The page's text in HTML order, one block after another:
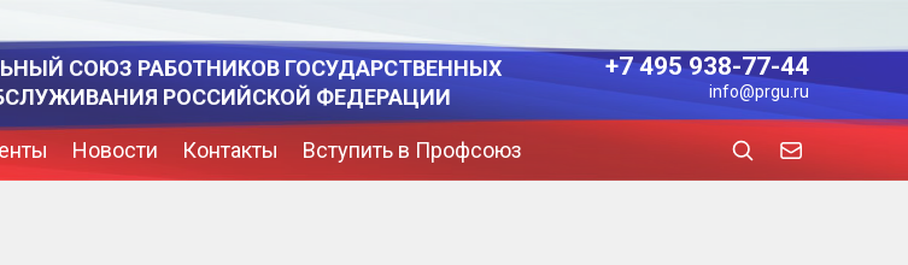
СОЮЗ РАБОТНИКОВ ГОСУДАРСТВЕННЫХ
РОССИЙСКОЙ ФЕДЕРАЦИИ
+7 495 938-77-44
info@prgu.ru
Новости Контакты Вступить в Профсоюз